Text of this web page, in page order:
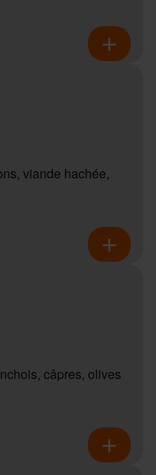
viande hachée,
câpres, olives